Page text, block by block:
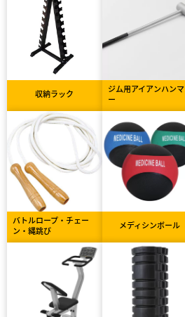
収納ラック
ジム用アイアンハンマ
ー
バトルロープ・チェー
ン・縄跳び
メディシンボール